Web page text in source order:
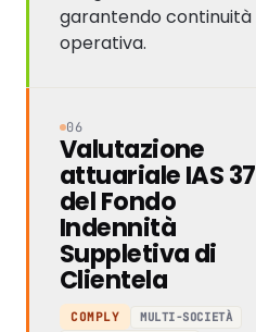
garantendo continuità
operativa.
06
Valutazione
attuariale IAS 37
del Fondo
Indennità
Suppletiva di
Clientela
COMPLY
MULTI-SOCIETÀ